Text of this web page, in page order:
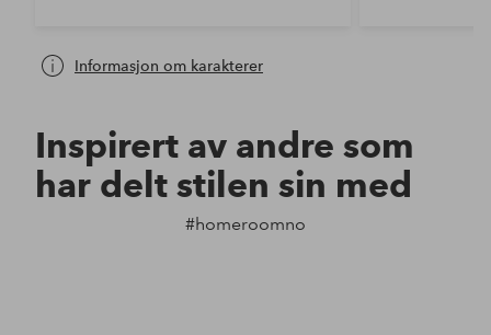
Informasjon om karakterer
Inspirert av andre som
har delt stilen sin med
#homeroomno